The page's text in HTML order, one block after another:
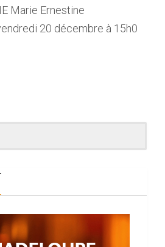
Marie Ernestine
20 décembre à 15h0